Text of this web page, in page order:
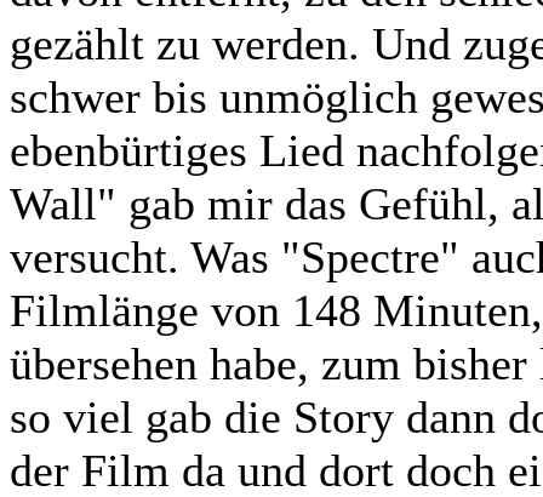
gezählt zu werden. Und
schwer bis unmöglich
ebenbürtiges Lied
Wall" gab mir das Gefühl,
versucht. Was "Spectre"
Filmlänge von 148
übersehen habe, zum
so viel gab die Story dann
der Film da und dort doch